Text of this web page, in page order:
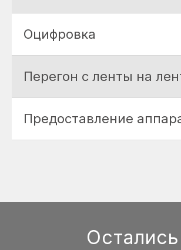
Оцифровка
Перегон с ленты на
Предоставление
Остались